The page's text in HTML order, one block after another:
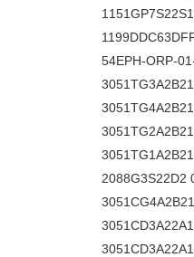
54EPH-ORP-